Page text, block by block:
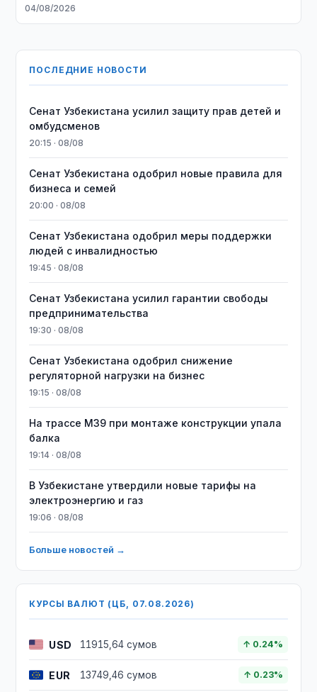
04/08/2026
ПОСЛЕДНИЕ НОВОСТИ
Сенат Узбекистана усилил защиту прав детей и
омбудсменов
20:15 · 08/08
Сенат Узбекистана одобрил новые правила для
бизнеса и семей
20:00 · 08/08
Сенат Узбекистана одобрил меры поддержки
людей с инвалидностью
19:45 · 08/08
Сенат Узбекистана усилил гарантии свободы
предпринимательства
19:30 · 08/08
Сенат Узбекистана одобрил снижение
регуляторной нагрузки на бизнес
19:15 · 08/08
На трассе M39 при монтаже конструкции упала
балка
19:14 · 08/08
В Узбекистане утвердили новые тарифы на
электроэнергию и газ
19:06 · 08/08
Больше новостей →
КУРСЫ ВАЛЮТ (ЦБ, 07.08.2026)
USD 11915,64 сумов ↑ 0.24%
EUR 13749,46 сумов ↑ 0.23%